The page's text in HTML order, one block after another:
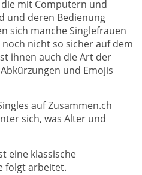
mit Computern und
und deren Bedienung
sich manche Singlefrauen
nicht so sicher auf dem
ihnen auch die Art der
und Emojis
auf Zusammen.ch
sich, was Alter und
eine klassische
folgt arbeitet.